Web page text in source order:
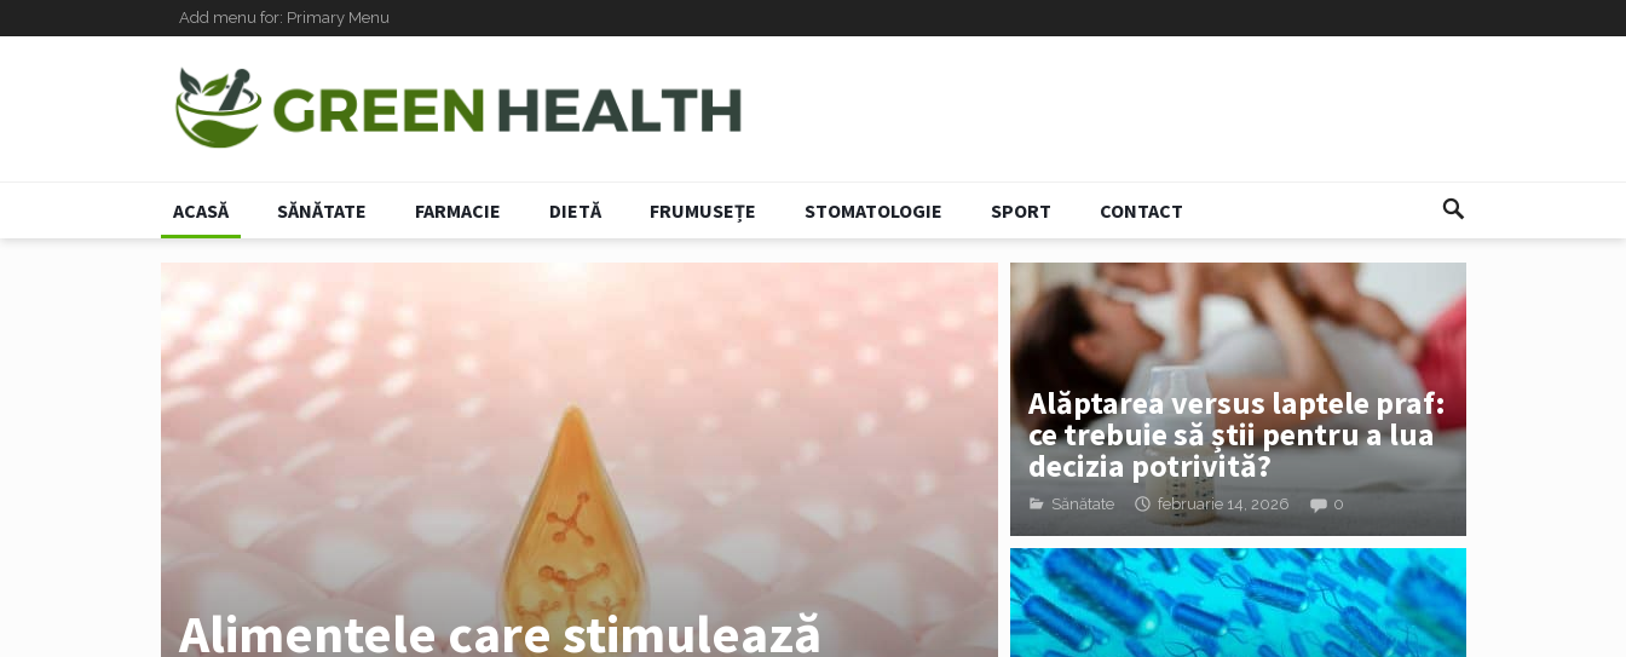
Add menu for: Primary Menu
ACASĂ SĂNĂTATE FARMACIE DIETĂ FRUMUSEȚE STOMATOLOGIE SPORT CONTACT
Alimentele care stimulează
Alăptarea versus laptele praf:
ce trebuie să știi pentru a lua
decizia potrivită?
Sănătate februarie 14, 2026 0